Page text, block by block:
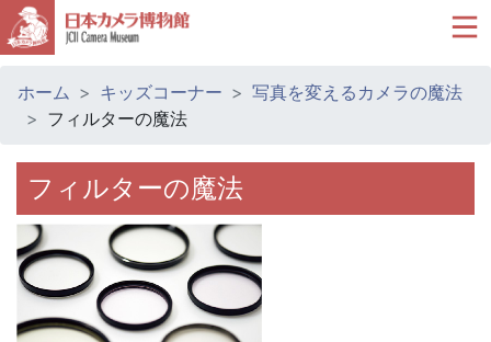
ホーム キッズコーナー
写真を変えるカメラの魔法
フィルターの魔法
フィルターの魔法